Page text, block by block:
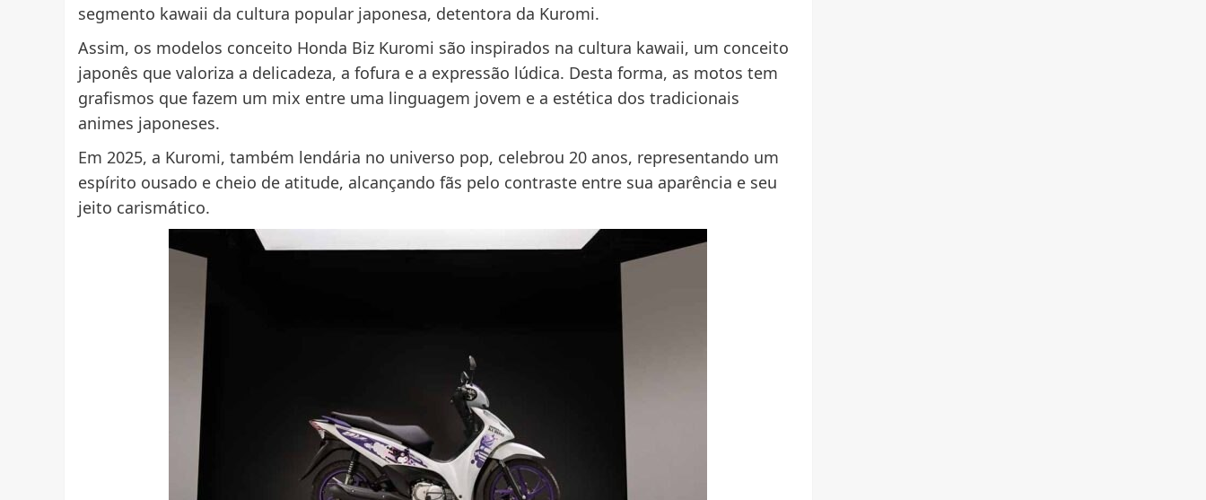
segmento kawaii da cultura popular japonesa, detentora da Kuromi.
Assim, os modelos conceito Honda Biz Kuromi são inspirados na cultura kawaii, um conceito
japonês que valoriza a delicadeza, a fofura e a expressão lúdica. Desta forma, as motos tem
grafismos que fazem um mix entre uma linguagem jovem e a estética dos tradicionais
animes japoneses.
Em 2025, a Kuromi, também lendária no universo pop, celebrou 20 anos, representando um
espírito ousado e cheio de atitude, alcançando fãs pelo contraste entre sua aparência e seu
jeito carismático.